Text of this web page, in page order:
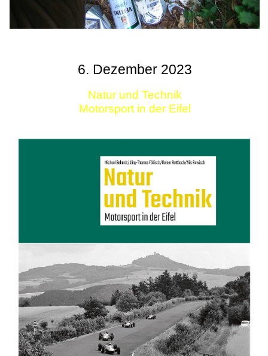
6. Dezember 2023
Natur und Technik
Motorsport in der Eifel